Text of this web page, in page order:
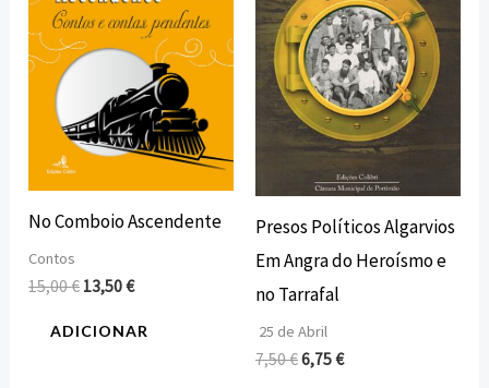
No Comboio Ascendente
Contos
15,00€ 13,50€
ADICIONAR
Presos Políticos Algarvios
Em Angra do Heroísmo e
no Tarrafal
25 de Abril
7,50€6,75€